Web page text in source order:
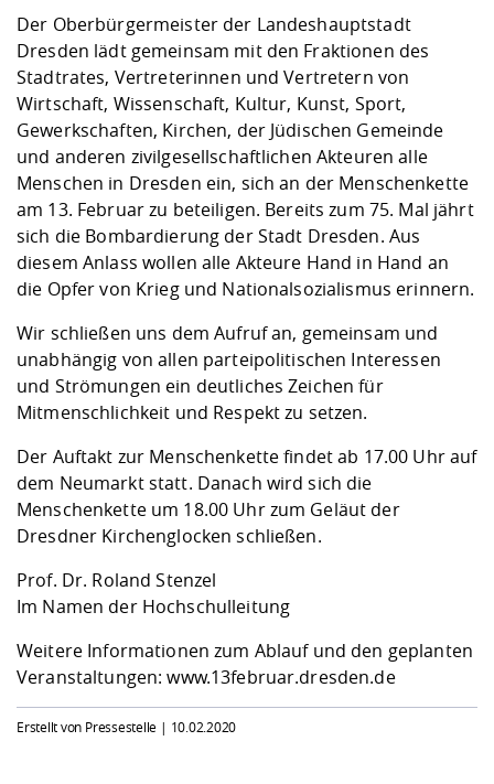
Vorbereitung
Checkliste zum
Studien- und
und Physik
Digitales Lernen
Fremdsprachen
Jobs, Praktika,
Studieren in
Lebenslagen
Studentenwerk
Angebote der
Arbeit
Career Service
Lehren,
Weiterbilden im
Formulare und
Internationale
Formulare und
FIS -
Prototyping und
Gründung und
Kooperationen
Kontakt &
Klimaschutz &
Förderverein
Gremien und
Informatik/
Landbau/
Maschinenbau
Angebote für Unternehmen
Kontakt und Anfahrt
Qualitätssicherung
Der Oberbürgermeister der Landeshauptstadt
Dresden lädt gemeinsam mit den Fraktionen des
Stadtrates, Vertreterinnen und Vertretern von
Wirtschaft, Wissenschaft, Kultur, Kunst, Sport,
Gewerkschaften, Kirchen, der Jüdischen Gemeinde
und anderen zivilgesellschaftlichen Akteuren alle
Menschen in Dresden ein, sich an der Menschenkette
am 13. Februar zu beteiligen. Bereits zum 75. Mal jährt
sich die Bombardierung der Stadt Dresden. Aus
diesem Anlass wollen alle Akteure Hand in Hand an
die Opfer von Krieg und Nationalsozialismus erinnern.
Wir schließen uns dem Aufruf an, gemeinsam und
unabhängig von allen parteipolitischen Interessen
und Strömungen ein deutliches Zeichen für
Mitmenschlichkeit und Respekt zu setzen.
Der Auftakt zur Menschenkette findet ab 17.00 Uhr auf
dem Neumarkt statt. Danach wird sich die
Menschenkette um 18.00 Uhr zum Geläut der
Dresdner Kirchenglocken schließen.
Prof. Dr. Roland Stenzel
Im Namen der Hochschulleitung
Weitere Informationen zum Ablauf und den geplanten
Veranstaltungen:www.13februar.dresden.de
Erstellt von Pressestelle | 10.02.2020